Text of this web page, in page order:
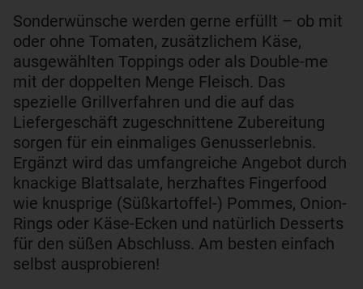
Sonderwünsche werden gerne erfüllt – ob mit
oder ohne Tomaten, zusätzlichem Käse,
ausgewählten Toppings oder als Double-me
mit der doppelten Menge Fleisch. Das
spezielle Grillverfahren und die auf das
Liefergeschäft zugeschnittene Zubereitung
sorgen für ein einmaliges Genusserlebnis.
Ergänzt wird das umfangreiche Angebot durch
knackige Blattsalate, herzhaftes Fingerfood
wie knusprige (Süßkartoffel-) Pommes, Onion-
Rings oder Käse-Ecken und natürlich Desserts
für den süßen Abschluss. Am besten einfach
selbst ausprobieren!